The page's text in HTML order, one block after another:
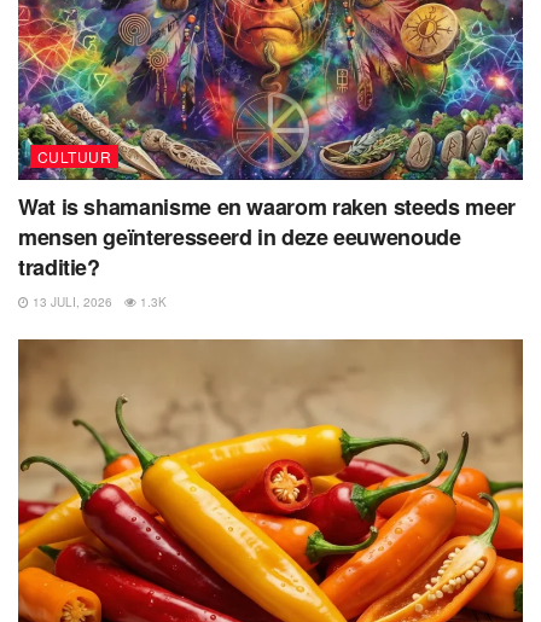
CULTUUR
Wat is shamanisme en waarom raken steeds meer
mensen geïnteresseerd in deze eeuwenoude
traditie?
13 JULI, 2026 1.3K